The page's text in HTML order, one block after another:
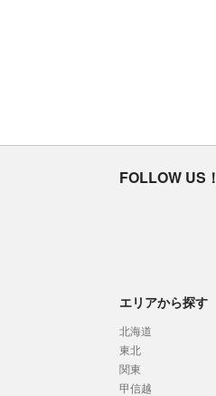
FOLLOW US！
エリアから探す
北海道
東北
関東
甲信越